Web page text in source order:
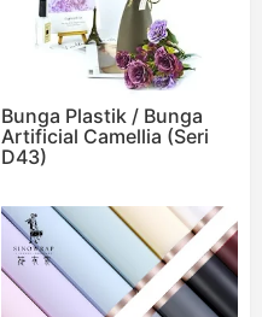
Bunga Plastik / Bunga
Artificial Camellia (Seri
D43)